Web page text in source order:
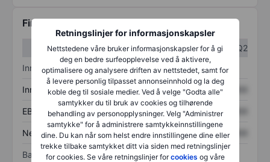
Retningslinjer for informasjonskapsler
Nettstedene våre bruker informasjonskapsler for å gi
deg en bedre surfeopplevelse ved å aktivere,
optimalisere og analysere driften av nettstedet, samt for
å levere personlig tilpasset annonseinnhold og la deg
koble deg til sosiale medier. Ved å velge "Godta alle"
samtykker du til bruk av cookies og tilhørende
behandling av personopplysninger. Velg "Administrer
samtykke" for å administrere samtykkeinnstillingene
dine. Du kan når som helst endre innstillingene dine eller
trekke tilbake samtykket ditt via siden med retningslinjer
for cookies. Se våre retningslinjer forcookies og våre
Finansiell informasjon
Q1
Q2
Inntektsoversikt
Inntekter XXXXXXX XXXXXXX
EBITDA XXXXXXX XXXXXXX
Nettoinntekt XXXXXXX XXXXXXX
Balanse